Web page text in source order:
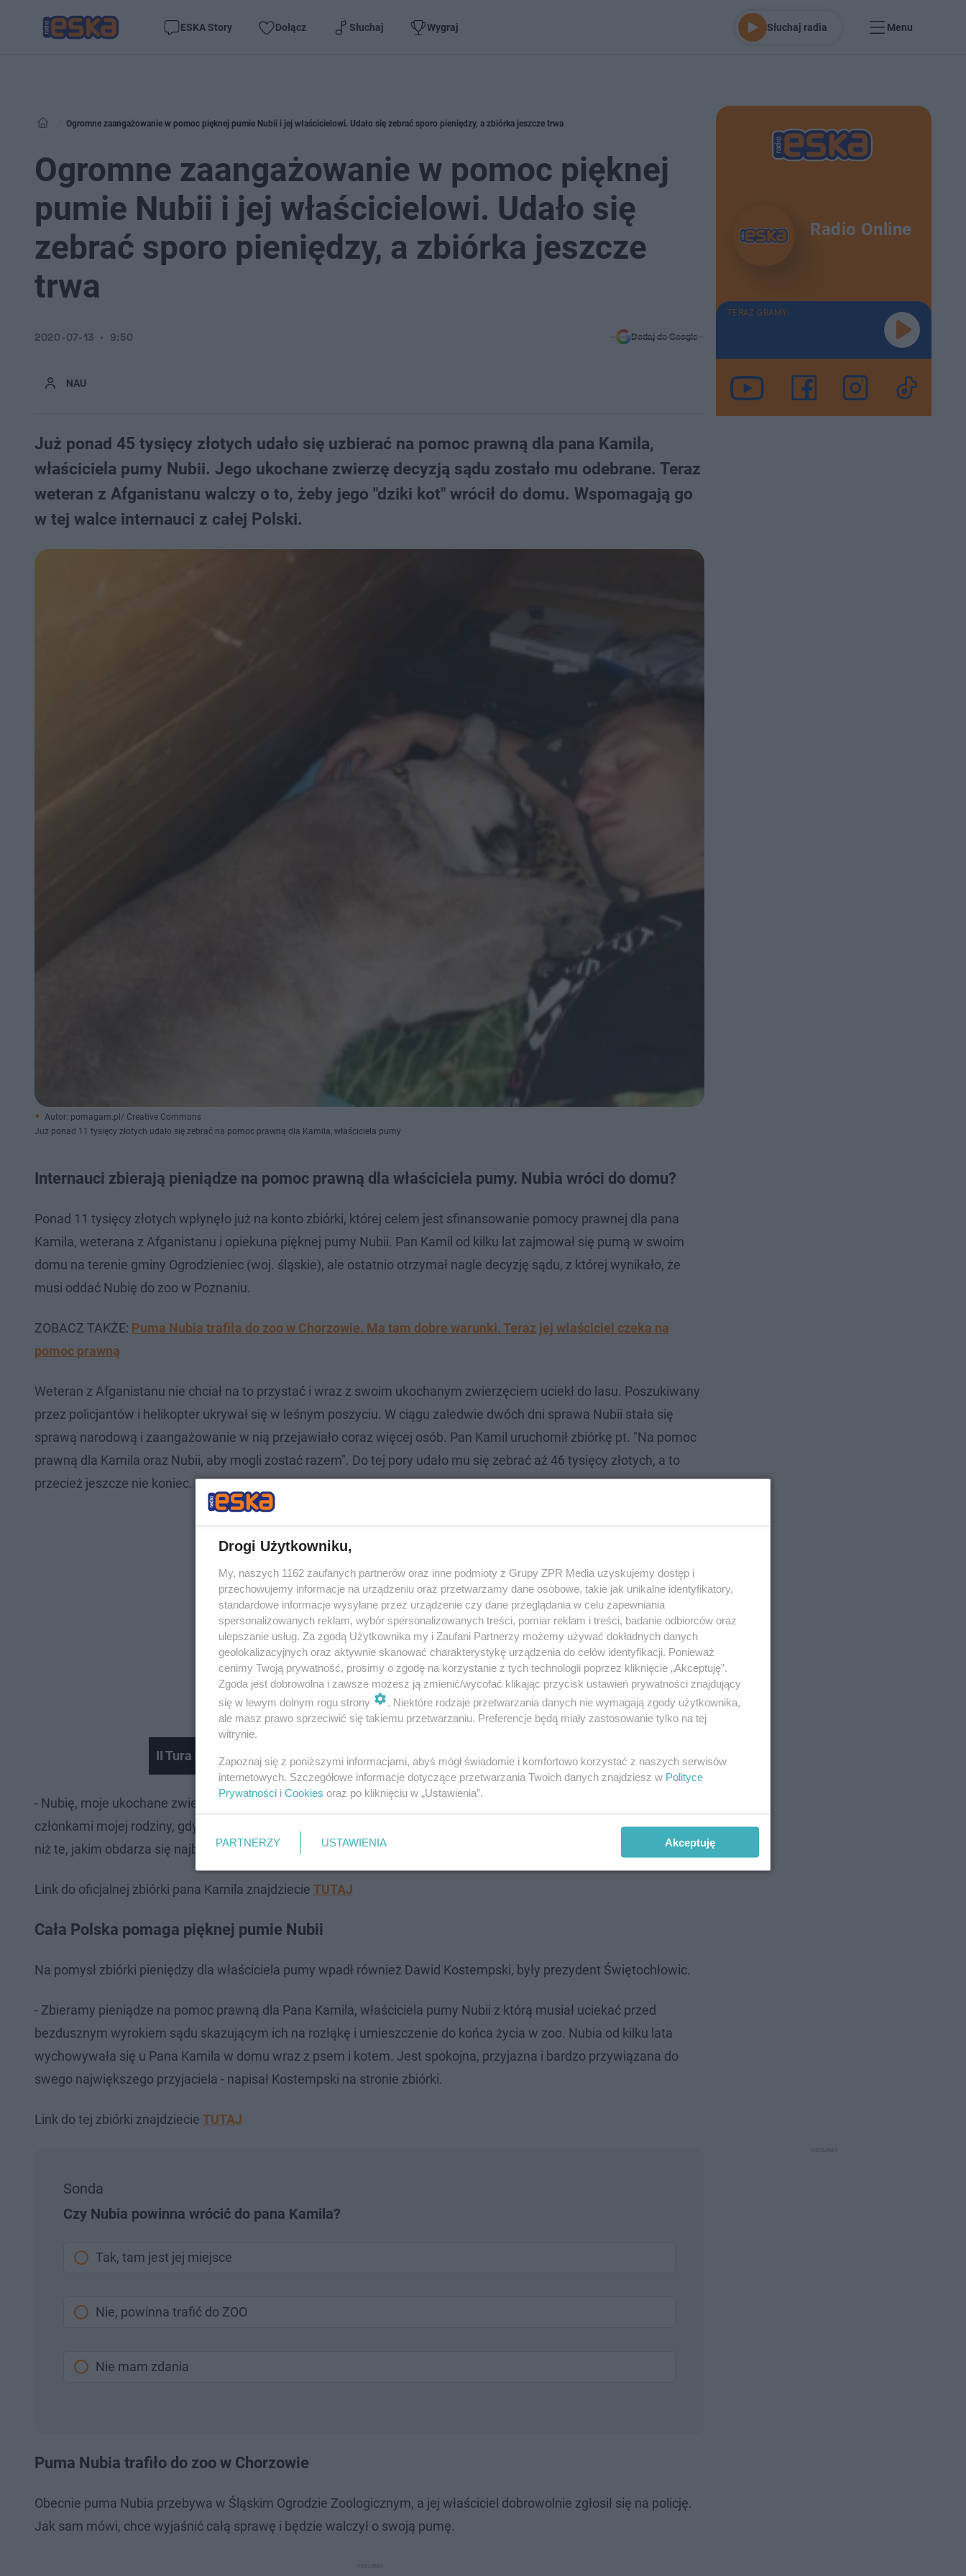
ESKA Story Dołącz Słuchaj Wygraj Słuchaj radia Menu
Ogromne zaangażowanie w pomoc pięknej pumie Nubii i jej właścicielowi. Udało się zebrać sporo pieniędzy, a zbiórka jeszcze trwa
Ogromne zaangażowanie w pomoc pięknej
pumie Nubii i jej właścicielowi. Udało się
zebrać sporo pieniędzy, a zbiórka jeszcze
trwa
NAU
2020-07-13 9:50 Dodaj do Google
Już ponad 45 tysięcy złotych udało się uzbierać na pomoc prawną dla pana Kamila,
właściciela pumy Nubii. Jego ukochane zwierzę decyzją sądu zostało mu odebrane. Teraz
weteran z Afganistanu walczy o to, żeby jego "dziki kot" wrócił do domu. Wspomagają go
w tej walce internauci z całej Polski.
Autor: pomagam.pl/ Creative Commons
Już ponad 11 tysięcy złotych udało się zebrać na pomoc prawną dla Kamila, właściciela pumy
Internauci zbierają pieniądze na pomoc prawną dla właściciela pumy. Nubia wróci do domu?
Ponad 11 tysięcy złotych wpłynęło już na konto zbiórki, której celem jest sfinansowanie pomocy prawnej dla pana
Kamila, weterana z Afganistanu i opiekuna pięknej pumy Nubii. Pan Kamil od kilku lat zajmował się pumą w swoim
domu na terenie gminy Ogrodzieniec (woj. śląskie), ale ostatnio otrzymał nagle decyzję sądu, z której wynikało, że
musi oddać Nubię do zoo w Poznaniu.
ZOBACZ TAKŻE: Puma Nubia trafiła do zoo w Chorzowie. Ma tam dobre warunki. Teraz jej właściciel czeka na
pomoc prawną
Weteran z Afganistanu nie chciał na to przystać i wraz z swoim ukochanym zwierzęciem uciekł do lasu. Poszukiwany
przez policjantów i helikopter ukrywał się w leśnym poszyciu. W ciągu zaledwie dwóch dni sprawa Nubii stała się
sprawą narodową i zaangażowanie w nią przejawiało coraz więcej osób. Pan Kamil uruchomił zbiórkę pt. "Na pomoc
prawną dla Kamila oraz Nubii, aby mogli zostać razem". Do tej pory udało mu się zebrać aż 46 tysięcy złotych, a to
przecież jeszcze nie koniec.
II Tura wyborów: tak głosowali Polacy
- Nubię, moje ukochane zwierzę, traktuje jak członka rodziny i śmiem twierdzić, że w hierarchii jest na równi z innymi
członkami mojej rodziny, gdyż nigdy nie okazała żadnego zachowania, które mogłoby spowodować inne traktowanie
niż te, jakim obdarza się najbliższych - napisał na stronie zbiórki pan Kamil.
Link do oficjalnej zbiórki pana Kamila znajdziecie TUTAJ
Cała Polska pomaga pięknej pumie Nubii
Na pomysł zbiórki pieniędzy dla właściciela pumy wpadł również Dawid Kostempski, były prezydent Świętochłowic.
- Zbieramy pieniądze na pomoc prawną dla Pana Kamila, właściciela pumy Nubii z którą musiał uciekać przed
bezdusznym wyrokiem sądu skazującym ich na rozłąkę i umieszczenie do końca życia w zoo. Nubia od kilku lata
wychowywała się u Pana Kamila w domu wraz z psem i kotem. Jest spokojna, przyjazna i bardzo przywiązana do
swego największego przyjaciela - napisał Kostempski na stronie zbiórki.
Link do tej zbiórki znajdziecie TUTAJ
Sonda
Czy Nubia powinna wrócić do pana Kamila?
Tak, tam jest jej miejsce
Nie, powinna trafić do ZOO
Nie mam zdania
Puma Nubia trafiło do zoo w Chorzowie
Obecnie puma Nubia przebywa w Śląskim Ogrodzie Zoologicznym, a jej właściciel dobrowolnie zgłosił się na policję.
Jak sam mówi, chce wyjaśnić całą sprawę i będzie walczył o swoją pumę.
Radio Online
TERAZ GRAMY
Drogi Użytkowniku,
My, naszych 1162 zaufanych partnerów oraz inne podmioty z Grupy ZPR Media uzyskujemy dostęp i
przechowujemy informacje na urządzeniu oraz przetwarzamy dane osobowe, takie jak unikalne identyfikatory,
standardowe informacje wysyłane przez urządzenie czy dane przeglądania w celu zapewniania
spersonalizowanych reklam, wybór spersonalizowanych treści, pomiar reklam i treści, badanie odbiorców oraz
ulepszanie usług. Za zgodą Użytkownika my i Zaufani Partnerzy możemy używać dokładnych danych
geolokalizacyjnych oraz aktywnie skanować charakterystykę urządzenia do celów identyfikacji. Ponieważ
cenimy Twoją prywatność, prosimy o zgodę na korzystanie z tych technologii poprzez kliknięcie „Akceptuję”.
Zgoda jest dobrowolna i zawsze możesz ją zmienić/wycofać klikając przycisk ustawień prywatności znajdujący
się w lewym dolnym rogu strony
. Niektóre rodzaje przetwarzania danych nie wymagają zgody użytkownika,
ale masz prawo sprzeciwić się takiemu przetwarzaniu. Preferencje będą miały zastosowanie tylko na tej
witrynie.
Zapoznaj się z poniższymi informacjami, abyś mógł świadomie i komfortowo korzystać z naszych serwisów
internetowych. Szczegółowe informacje dotyczące przetwarzania Twoich danych znajdziesz w Polityce
Prywatności i Cookies oraz po kliknięciu w „Ustawienia”.
PARTNERZY USTAWIENIA Akceptuję